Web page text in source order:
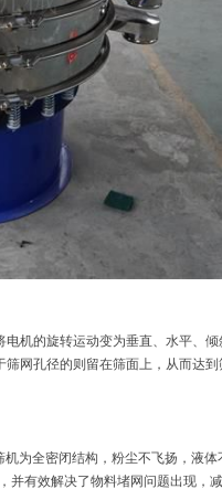
机的旋转运动变为垂直、水平、
网孔径的则留在筛面上，从而达
为全密闭结构，粉尘不飞扬，液
有效解决了物料堵网问题出现，